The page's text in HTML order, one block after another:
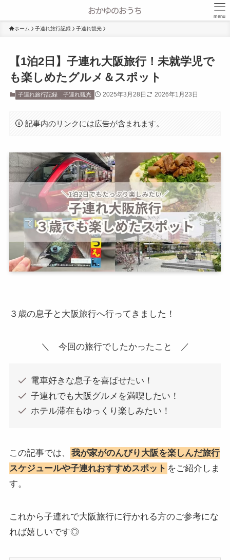
menu
ホーム 子連れ旅行記録 子連れ観光
【1泊2日】子連れ大阪旅行！未就学児で
も楽しめたグルメ＆スポット
子連れ旅行記録 子連れ観光 2025年3月28日 2026年1月23日
記事内のリンクには広告が含まれます。
３歳の息子と大阪旅行へ行ってきました！
＼ 今回の旅行でしたかったこと ／
電車好きな息子を喜ばせたい！
子連れでも大阪グルメを満喫したい！
ホテル滞在もゆっくり楽しみたい！
この記事では、
我が家がのんびり大阪を楽しんだ旅行
スケジュールや子連れおすすめスポット をご紹介しま
す。
これから子連れで大阪旅行に行かれる方のご参考にな
れば嬉しいです◎